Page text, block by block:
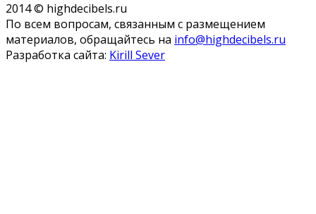
2014 © highdecibels.ru
По всем вопросам, связанным с размещением
материалов, обращайтесь на info@highdecibels.ru
Разработка сайта: Kirill Sever